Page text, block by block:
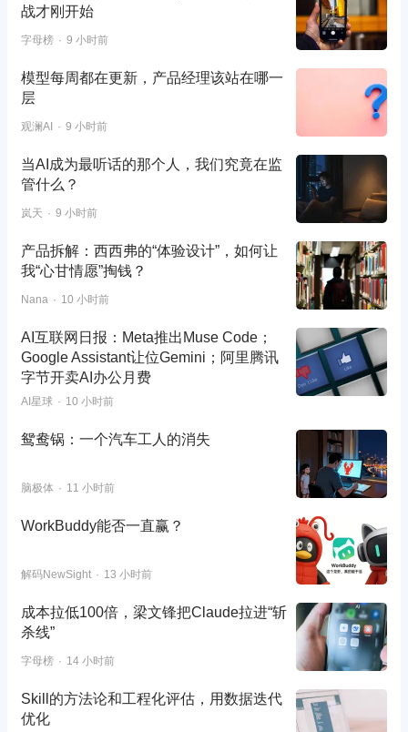
战才刚开始
字母榜 9 小时前
模型每周都在更新，产品经理该站在哪一
层
观澜AI 9 小时前
当AI成为最听话的那个人，我们究竟在监
管什么？
岚天 9 小时前
产品拆解：西西弗的“体验设计”，如何让
我“心甘情愿”掏钱？
Nana 10 小时前
AI互联网日报：Meta推出Muse Code；
Google Assistant让位Gemini；阿里腾讯
字节开卖AI办公月费
AI星球 10 小时前
鸳鸯锅：一个汽车工人的消失
脑极体 11 小时前
WorkBuddy能否一直赢？
解码NewSight 13 小时前
成本拉低100倍，梁文锋把Claude拉进“斩
杀线”
字母榜 14 小时前
Skill的方法论和工程化评估，用数据迭代
优化